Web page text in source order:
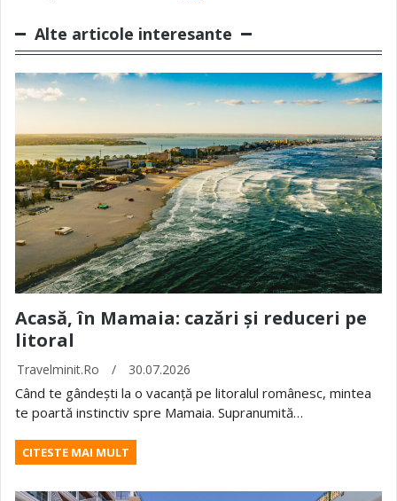
Alte articole interesante
Acasă, în Mamaia: cazări și reduceri pe
litoral
Travelminit.ro / 30.07.2026
Când te gândești la o vacanță pe litoralul românesc, mintea
te poartă instinctiv spre Mamaia. Supranumită…
CITESTE MAI MULT